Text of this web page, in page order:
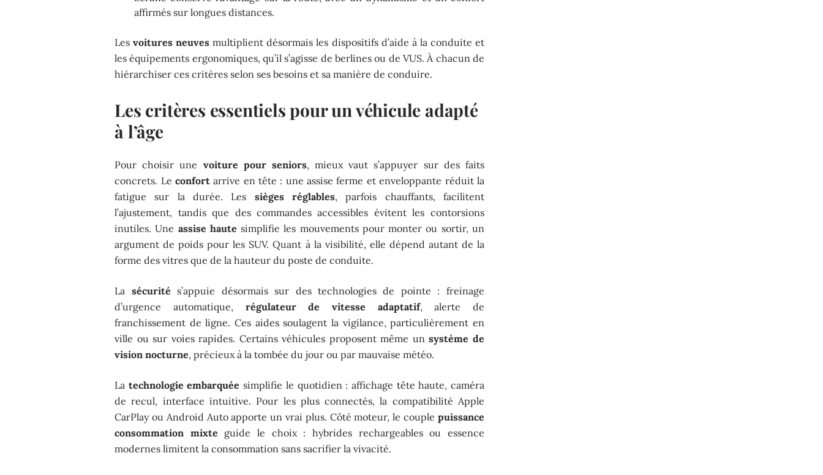
affirmés sur longues distances.
Lesvoitures neuves multiplient désormais les dispositifs d’aide à la conduite et
les équipements ergonomiques, qu’il s’agisse de berlines ou de VUS. À chacun de
hiérarchiser ces critères selon ses besoins et sa manière de conduire.
Les critères essentiels pour un véhicule adapté
à l’âge
Pour choisir une voiture pour seniors, mieux vaut s’appuyer sur des faits
concrets. Le confortarrive en tête : une assise ferme et enveloppante réduit la
fatigue sur la durée. Les sièges réglables, parfois chauffants, facilitent
l’ajustement, tandis que des commandes accessibles évitent les contorsions
inutiles. Une assise haute simplifie les mouvements pour monter ou sortir, un
argument de poids pour les SUV. Quant à la visibilité, elle dépend autant de la
forme des vitres que de la hauteur du poste de conduite.
La sécurité s’appuie désormais sur des technologies de pointe : freinage
d’urgence automatique, régulateur de vitesse adaptatif, alerte de
franchissement de ligne. Ces aides soulagent la vigilance, particulièrement en
ville ou sur voies rapides. Certains véhicules proposent même unsystème de
vision nocturne, précieux à la tombée du jour ou par mauvaise météo.
La technologie embarquée simplifie le quotidien : affichage tête haute, caméra
de recul, interface intuitive. Pour les plus connectés, la compatibilité Apple
CarPlay ou Android Auto apporte un vrai plus. Côté moteur, le couple puissance
consommation mixte guide le choix : hybrides rechargeables ou essence
modernes limitent la consommation sans sacrifier la vivacité.